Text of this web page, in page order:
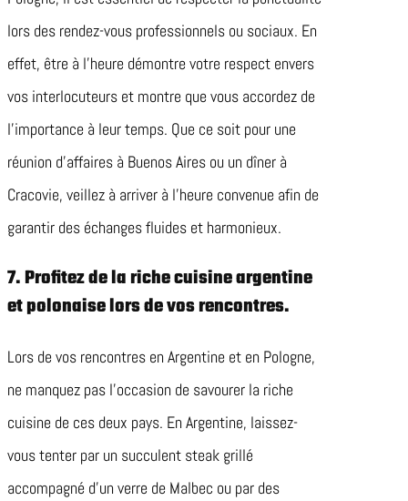
lors des rendez-vous professionnels ou sociaux. En
effet, être à l’heure démontre votre respect envers
vos interlocuteurs et montre que vous accordez de
l’importance à leur temps. Que ce soit pour une
réunion d’affaires à Buenos Aires ou un dîner à
Cracovie, veillez à arriver à l’heure convenue afin de
garantir des échanges fluides et harmonieux.
7. Profitez de la riche cuisine argentine
et polonaise lors de vos rencontres.
Lors de vos rencontres en Argentine et en Pologne,
ne manquez pas l’occasion de savourer la riche
cuisine de ces deux pays. En Argentine, laissez-
vous tenter par un succulent steak grillé
accompagné d’un verre de Malbec ou par des